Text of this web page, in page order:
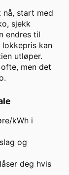
nå, start med
sjekk
endres til
kan
utløper.
men det
kWh i
og
deg hvis